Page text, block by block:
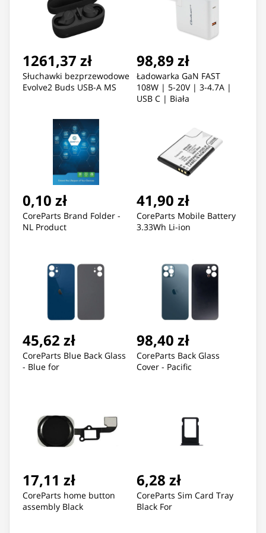
Bluetooth Czarny
1261,37 zł
Słuchawki bezprzewodowe
Evolve2 Buds USB-A MS
98,89 zł
Ładowarka GaN FAST
108W | 5-20V | 3-4.7A |
USB C | Biała
0,10 zł
CoreParts Brand Folder -
NL Product
41,90 zł
CoreParts Mobile Battery
3.33Wh Li-ion
45,62 zł
CoreParts Blue Back Glass
- Blue for
98,40 zł
CoreParts Back Glass
Cover - Pacific
17,11 zł
CoreParts home button
assembly Black
6,28 zł
CoreParts Sim Card Tray
Black For